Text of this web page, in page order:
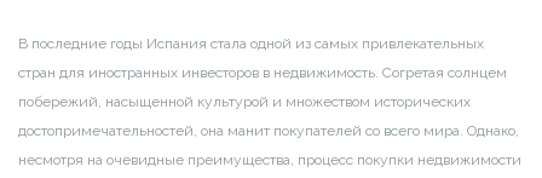
В последние годы Испания стала одной из самых привлекательных
стран для иностранных инвесторов в недвижимость. Согретая солнцем
побережий, насыщенной культурой и множеством исторических
достопримечательностей, она манит покупателей со всего мира. Однако,
несмотря на очевидные преимущества, процесс покупки недвижимости